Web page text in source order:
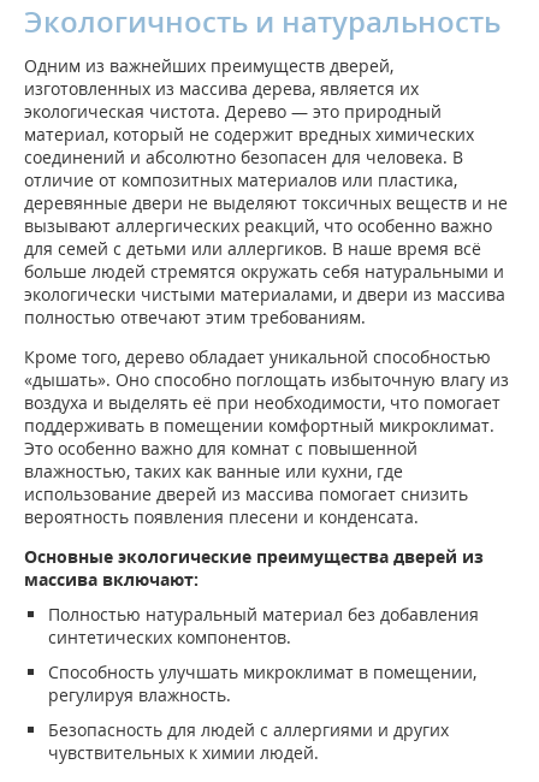
Экологичность и натуральность
Одним из важнейших преимуществ дверей,
изготовленных из массива дерева, является их
экологическая чистота. Дерево — это природный
материал, который не содержит вредных химических
соединений и абсолютно безопасен для человека. В
отличие от композитных материалов или пластика,
деревянные двери не выделяют токсичных веществ и не
вызывают аллергических реакций, что особенно важно
для семей с детьми или аллергиков. В наше время всё
больше людей стремятся окружать себя натуральными и
экологически чистыми материалами, и двери из массива
полностью отвечают этим требованиям.
Кроме того, дерево обладает уникальной способностью
«дышать». Оно способно поглощать избыточную влагу из
воздуха и выделять её при необходимости, что помогает
поддерживать в помещении комфортный микроклимат.
Это особенно важно для комнат с повышенной
влажностью, таких как ванные или кухни, где
использование дверей из массива помогает снизить
вероятность появления плесени и конденсата.
Основные экологические преимущества дверей из
массива включают:
Полностью натуральный материал без добавления
синтетических компонентов.
Способность улучшать микроклимат в помещении,
регулируя влажность.
Безопасность для людей с аллергиями и других
чувствительных к химии людей.